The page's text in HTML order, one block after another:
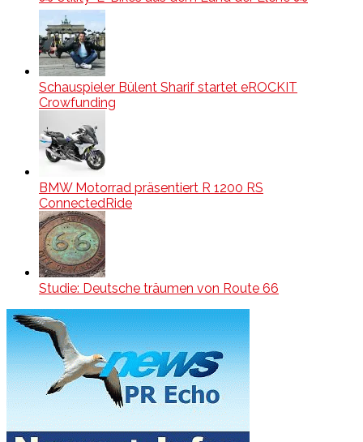
Schauspieler Bülent Sharif startet eROCKIT
Crowfunding
BMW Motorrad präsentiert R 1200 RS
ConnectedRide
Studie: Deutsche träumen von Route 66